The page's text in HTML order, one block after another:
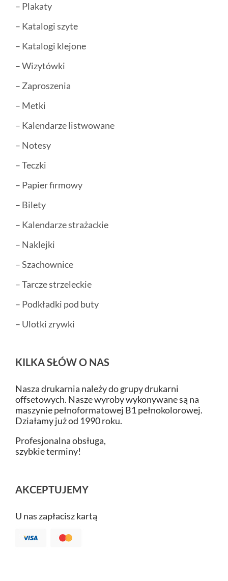
– Plakaty
– Katalogi szyte
– Katalogi klejone
– Wizytówki
– Zaproszenia
– Metki
– Kalendarze listwowane
– Notesy
– Teczki
– Papier firmowy
– Bilety
– Kalendarze strażackie
– Naklejki
– Szachownice
– Tarcze strzeleckie
– Podkładki pod buty
– Ulotki zrywki
KILKA SŁÓW O NAS
Nasza drukarnia należy do grupy drukarni
offsetowych. Nasze wyroby wykonywane są na
maszynie pełnoformatowej B1 pełnokolorowej.
Działamy już od 1990 roku.
Profesjonalna obsługa,
szybkie terminy!
AKCEPTUJEMY
U nas zapłacisz kartą